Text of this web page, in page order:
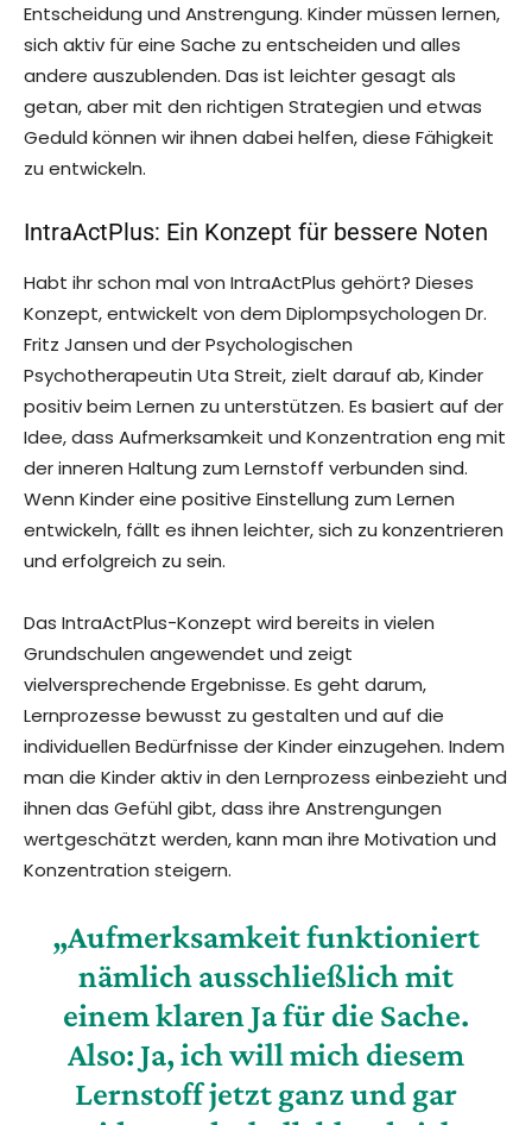
Entscheidung und Anstrengung. Kinder müssen lernen,
sich aktiv für eine Sache zu entscheiden und alles
andere auszublenden. Das ist leichter gesagt als
getan, aber mit den richtigen Strategien und etwas
Geduld können wir ihnen dabei helfen, diese Fähigkeit
zu entwickeln.
IntraActPlus: Ein Konzept für bessere Noten
Habt ihr schon mal von IntraActPlus gehört? Dieses
Konzept, entwickelt von dem Diplompsychologen Dr.
Fritz Jansen und der Psychologischen
Psychotherapeutin Uta Streit, zielt darauf ab, Kinder
positiv beim Lernen zu unterstützen. Es basiert auf der
Idee, dass Aufmerksamkeit und Konzentration eng mit
der inneren Haltung zum Lernstoff verbunden sind.
Wenn Kinder eine positive Einstellung zum Lernen
entwickeln, fällt es ihnen leichter, sich zu konzentrieren
und erfolgreich zu sein.
Das IntraActPlus-Konzept wird bereits in vielen
Grundschulen angewendet und zeigt
vielversprechende Ergebnisse. Es geht darum,
Lernprozesse bewusst zu gestalten und auf die
individuellen Bedürfnisse der Kinder einzugehen. Indem
man die Kinder aktiv in den Lernprozess einbezieht und
ihnen das Gefühl gibt, dass ihre Anstrengungen
wertgeschätzt werden, kann man ihre Motivation und
Konzentration steigern.
„Aufmerksamkeit funktioniert
nämlich ausschließlich mit
einem klaren Ja für die Sache.
Also: Ja, ich will mich diesem
Lernstoff jetzt ganz und gar